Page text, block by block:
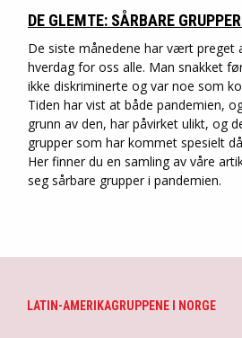
DE GLEMTE: SÅRBARE
De siste månedene har vært preget
hverdag for oss alle. Man snakket
ikke diskriminerte og var noe som
Tiden har vist at både pandemien,
grunn av den, har påvirket ulikt, og
grupper som har kommet spesielt
Her finner du en samling av våre
seg sårbare grupper i pandemien.
LATIN-AMERIKAGRUPPENE I NORGE